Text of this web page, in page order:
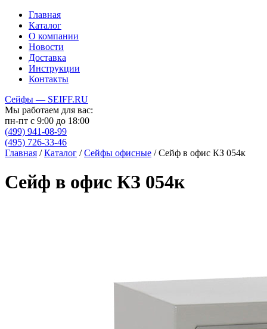
Главная
Каталог
О компании
Новости
Доставка
Инструкции
Контакты
Сейфы — SEIFF.RU
Мы работаем для вас:
пн-пт с 9:00 до 18:00
(499) 941-08-99
(495) 726-33-46
Главная / Каталог / Сейфы офисные / Сейф в офис КЗ 054к
Сейф в офис КЗ 054к